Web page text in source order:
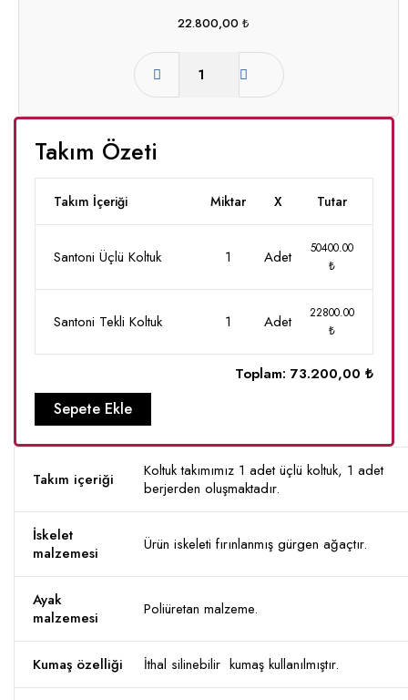
22.800,00 ₺
Takım Özeti
Takım İçeriği Miktar X Tutar
Santoni Üçlü Koltuk 1 Adet
50400.00
₺
Santoni Tekli Koltuk 1 Adet
22800.00
₺
Toplam: 73.200,00 ₺
Sepete Ekle
Takım içeriği
Koltuk takımımız 1 adet üçlü koltuk, 1 adet
berjerden oluşmaktadır.
İskelet
malzemesi
Ürün iskeleti fırınlanmış gürgen ağaçtır.
Ayak
malzemesi
Poliüretan malzeme.
Kumaş özelliği İthal silinebilir kumaş kullanılmıştır.